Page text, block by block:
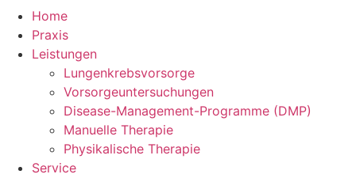
Home
Praxis
Leistungen
Lungenkrebsvorsorge
Vorsorgeuntersuchungen
Disease-Management-Programme (DMP)
Manuelle Therapie
Physikalische Therapie
Service